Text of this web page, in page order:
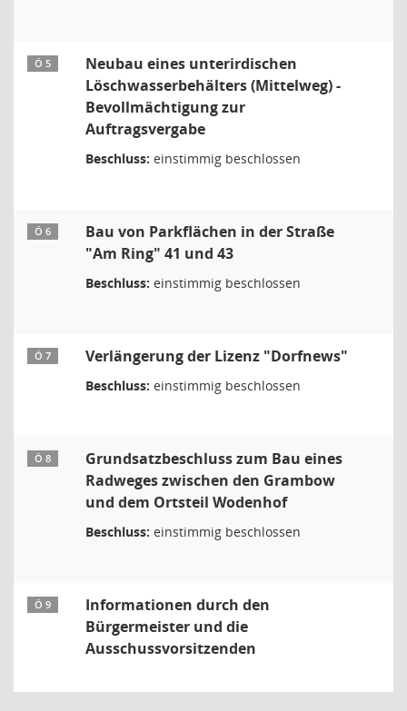
Ö 5
Neubau eines unterirdischen
Löschwasserbehälters (Mittelweg) -
Bevollmächtigung zur
Auftragsvergabe
Beschluss: einstimmig beschlossen
Ö 6
Bau von Parkflächen in der Straße
"Am Ring" 41 und 43
Beschluss: einstimmig beschlossen
Ö 7 Verlängerung der Lizenz "Dorfnews"
Beschluss: einstimmig beschlossen
Ö 8
Grundsatzbeschluss zum Bau eines
Radweges zwischen den Grambow
und dem Ortsteil Wodenhof
Beschluss: einstimmig beschlossen
Ö 9
Informationen durch den
Bürgermeister und die
Ausschussvorsitzenden